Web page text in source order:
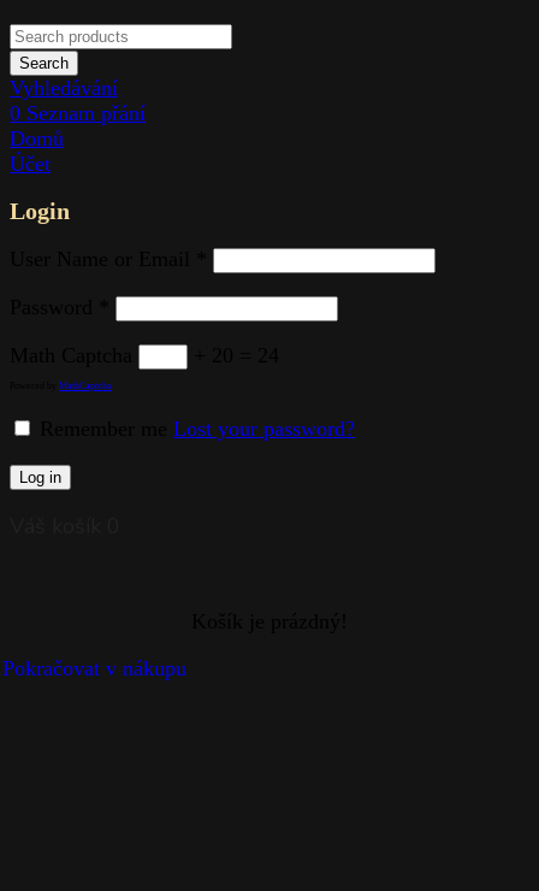
Search
Vyhledávání
0 Seznam přání
Domů
Účet
Login
MathCaptcha
Lost your password?
Log in